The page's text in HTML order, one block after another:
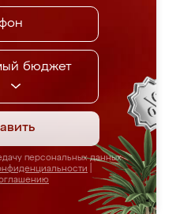
бюджет
персональных данных